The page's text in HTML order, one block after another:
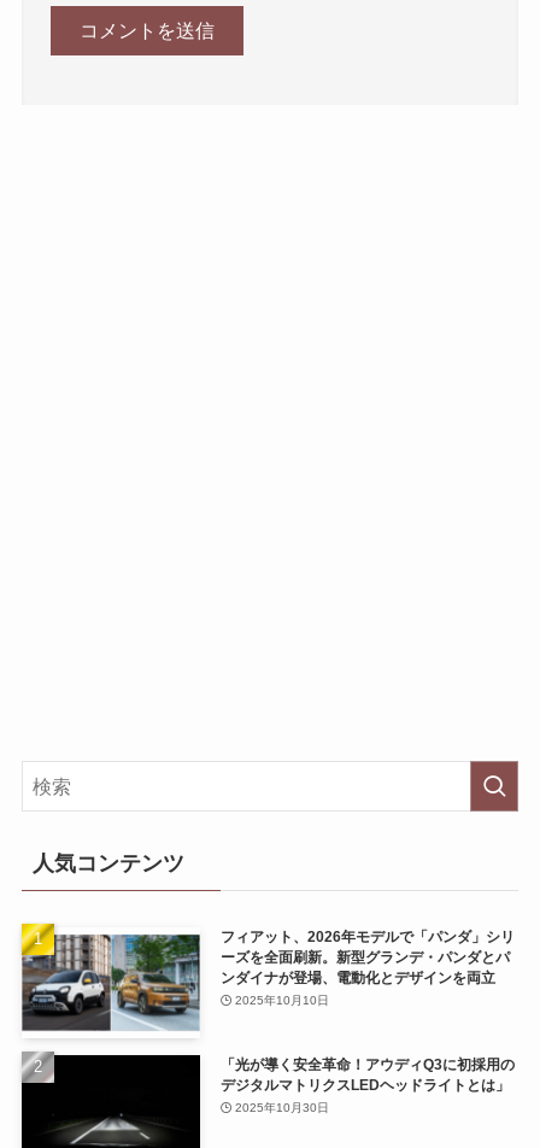
人気コンテンツ
フィアット、2026年モデルで「パンダ」シリ
ーズを全面刷新。新型グランデ・パンダとパ
ンダイナが登場、電動化とデザインを両立
2025年10月10日
「光が導く安全革命！アウディQ3に初採用の
デジタルマトリクスLEDヘッドライトとは」
2025年10月30日